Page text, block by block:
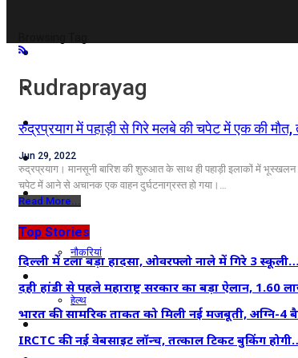
राजनीति
कारोबार
खेल
मनोरंजन
शिक्षा
नौकरियां
जीवन शैली
हेल्थ
क्राइम
Rudraprayag
रुद्रप्रयाग में पहाड़ी से गिरे मलबे की चपेट में एक की मौत,
Jun 29, 2022
रुद्रप्रयाग। मानसूनी बारिश की शुरुआत के साथ ही पहाड़ी इलाकों में भूस्खलन
चपेट में आने से अचानक एक वाहन दुर्घटनाग्रस्त हो गया।…
Read More...
Top Stories
दिल्ली में टला बड़ा हादसा, ओवरफ्लो नाले में गिरे 3 स्कूली…
दही हांडी से पहले महाराष्ट्र सरकार का बड़ा ऐलान, 1.60
भारत की सामरिक ताकत को मिली नई मजबूती, अग्नि-4
IRCTC की नई वेबसाइट लॉन्च, तत्काल टिकट बुकिंग